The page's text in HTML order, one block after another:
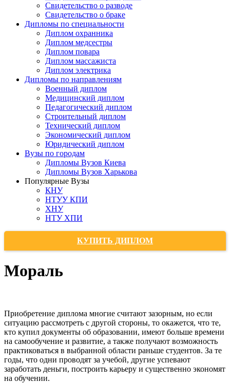
Свидетельство о разводе
Свидетельство о браке
Дипломы по специальности
Диплом охранника
Диплом медсестры
Диплом повара
Диплом массажиста
Диплом электрика
Дипломы по направлениям
Военный диплом
Медицинский диплом
Педагогический диплом
Строительный диплом
Технический диплом
Экономический диплом
Юридический диплом
Вузы по городам
Дипломы Вузов Киева
Дипломы Вузов Харькова
Популярные Вузы
КНУ
НТУУ КПИ
ХНУ
НТУ ХПИ
КУПИТЬ ДИПЛОМ
Мораль
Приобретение диплома многие считают зазорным, но если
ситуацию рассмотреть с другой стороны, то окажется, что те,
кто купил документы об образовании, имеют больше времени
на самообучение и развитие, а также получают возможность
практиковаться в выбранной области раньше студентов. За те
годы, что одни проводят за учебой, другие успевают
заработать деньги, построить карьеру и существенно экономят
на обучении.